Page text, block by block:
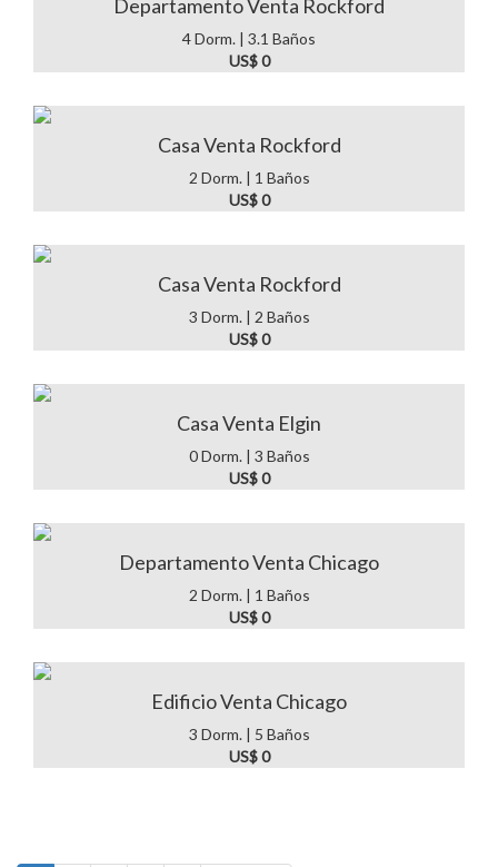
Departamento Venta Rockford
4 Dorm. | 3.1 Baños
US$ 0
Casa Venta Rockford
2 Dorm. | 1 Baños
US$ 0
Casa Venta Rockford
3 Dorm. | 2 Baños
US$ 0
Casa Venta Elgin
0 Dorm. | 3 Baños
US$ 0
Departamento Venta Chicago
2 Dorm. | 1 Baños
US$ 0
Edificio Venta Chicago
3 Dorm. | 5 Baños
US$ 0